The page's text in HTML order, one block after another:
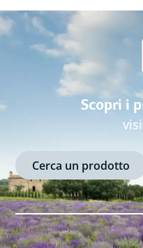
Scopri i
Cerca un prodotto